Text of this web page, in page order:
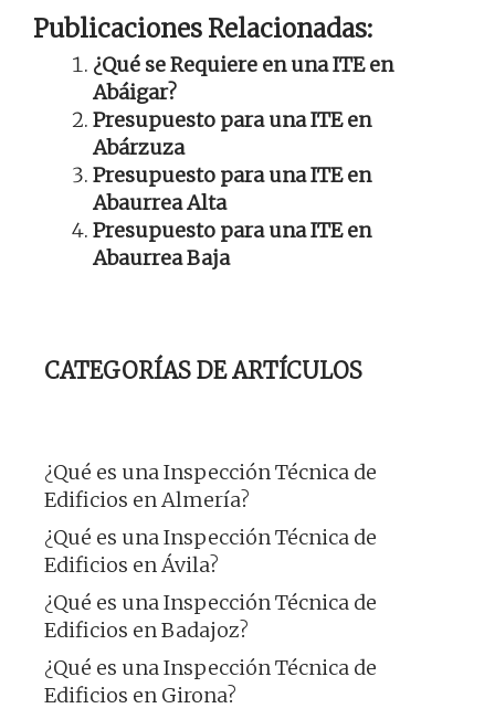
Publicaciones Relacionadas:
¿Qué se Requiere en una ITE en
Abáigar?
Presupuesto para una ITE en
Abárzuza
Presupuesto para una ITE en
Abaurrea Alta
Presupuesto para una ITE en
Abaurrea Baja
CATEGORÍAS DE ARTÍCULOS
¿Qué es una Inspección Técnica de
Edificios en Almería?
¿Qué es una Inspección Técnica de
Edificios en Ávila?
¿Qué es una Inspección Técnica de
Edificios en Badajoz?
¿Qué es una Inspección Técnica de
Edificios en Girona?